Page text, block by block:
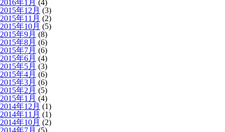
2016年1月 (4)
2015年12月 (3)
2015年11月 (2)
2015年10月 (5)
2015年9月 (8)
2015年8月 (6)
2015年7月 (6)
2015年6月 (4)
2015年5月 (3)
2015年4月 (6)
2015年3月 (6)
2015年2月 (5)
2015年1月 (4)
2014年12月 (1)
2014年11月 (1)
2014年10月 (2)
2014年7月 (5)